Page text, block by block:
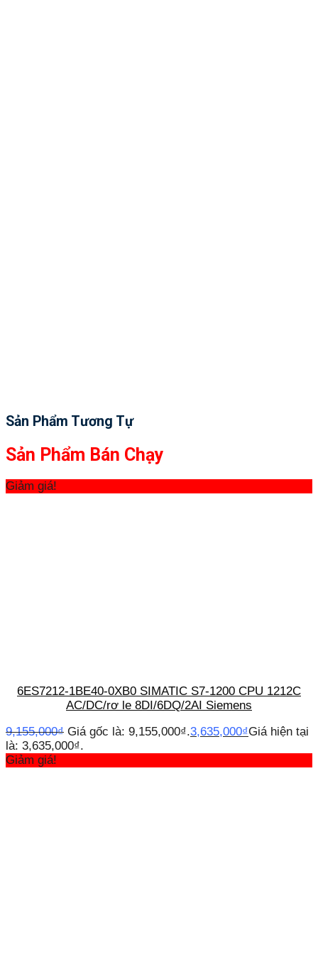
Sản Phẩm Tương Tự
Sản Phẩm Bán Chạy
Giảm giá!
6ES7212-1BE40-0XB0 SIMATIC S7-1200 CPU 1212C
AC/DC/rơ le 8DI/6DQ/2AI Siemens
9,155,000₫ Giá gốc là: 9,155,000₫.3,635,000₫Giá hiện tại
là: 3,635,000₫.
Giảm giá!